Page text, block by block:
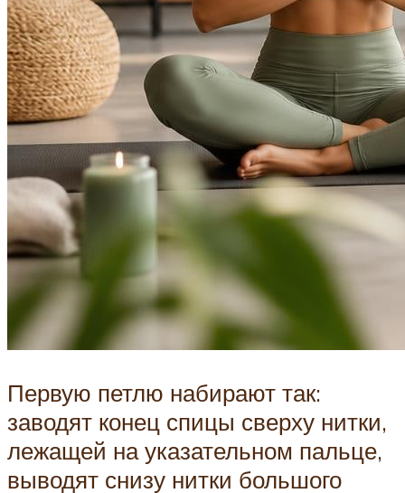
Первую петлю набирают так:
заводят конец спицы сверху нитки,
лежащей на указательном пальце,
выводят снизу нитки большого